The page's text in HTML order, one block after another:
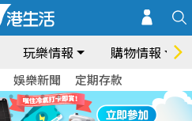
玩樂情報 購物情報
娛樂新聞 定期存款